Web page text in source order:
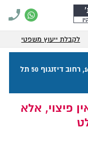
לקבלת ייעוץ משפטי
כתובתנו: מגדל על דיזנגוף סנטר קומה 16, רחוב דיזנגוף 50 תל
פיצוי, אלא